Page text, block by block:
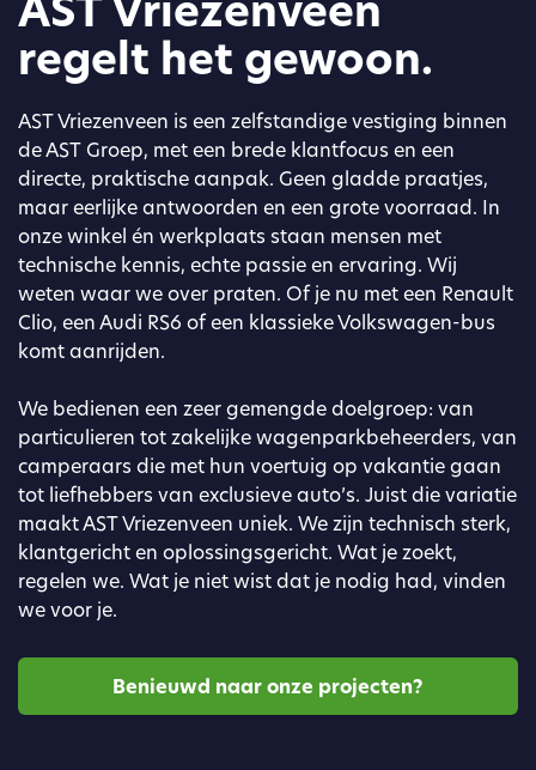
regelt het gewoon.
AST Vriezenveen is een zelfstandige vestiging binnen
de AST Groep, met een brede klantfocus en een
directe, praktische aanpak. Geen gladde praatjes,
maar eerlijke antwoorden en een grote voorraad. In
onze winkel én werkplaats staan mensen met
technische kennis, echte passie en ervaring. Wij
weten waar we over praten. Of je nu met een Renault
Clio, een Audi RS6 of een klassieke Volkswagen-bus
komt aanrijden.
We bedienen een zeer gemengde doelgroep: van
particulieren tot zakelijke wagenparkbeheerders, van
camperaars die met hun voertuig op vakantie gaan
tot liefhebbers van exclusieve auto’s. Juist die variatie
maakt AST Vriezenveen uniek. We zijn technisch sterk,
klantgericht en oplossingsgericht. Wat je zoekt,
regelen we. Wat je niet wist dat je nodig had, vinden
we voor je.
Benieuwd naar onze projecten?